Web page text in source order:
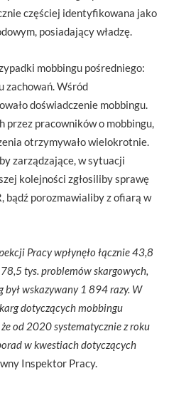
częściej identyfikowana jako
posiadający władzę.
mobbingu pośredniego:
zachowań. Wśród
doświadczenie mobbingu.
przez pracowników o mobbingu,
otrzymywało wielokrotnie.
zarządzające, w sytuacji
kolejności zgłosiliby sprawę
bądź porozmawialiby z ofiarą w
Pracy wpłynęło łącznie 43,8
tys. problemów skargowych,
wskazywany 1 894 razy. W
dotyczących mobbingu
od 2020 systematycznie z roku
w kwestiach dotyczących
Inspektor Pracy.